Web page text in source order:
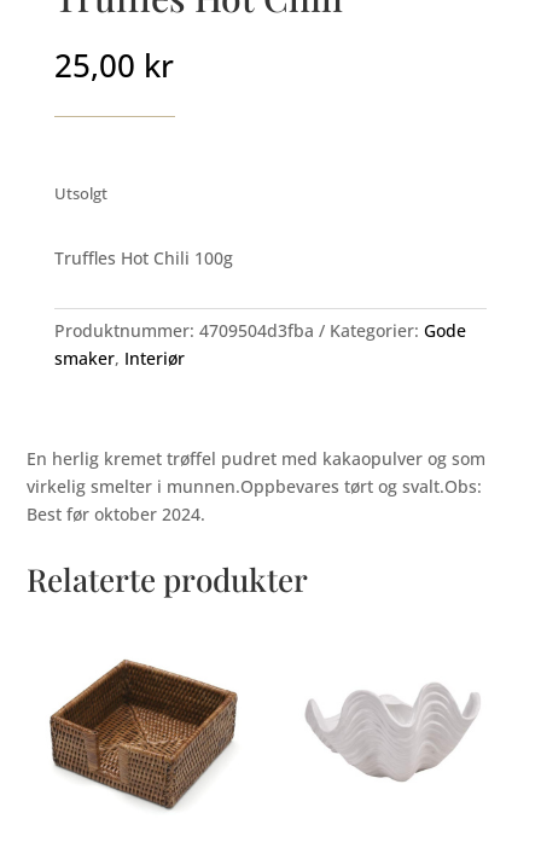
25,00 kr
Utsolgt
Truffles Hot Chili 100g
Produktnummer: 4709504d3fba Kategorier: Gode
smaker, Interiør
En herlig kremet trøffel pudret med kakaopulver og som
virkelig smelter i munnen.Oppbevares tørt og svalt.Obs:
Best før oktober 2024.
Relaterte produkter